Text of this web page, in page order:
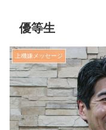
優等生
上機嫌メッセージ